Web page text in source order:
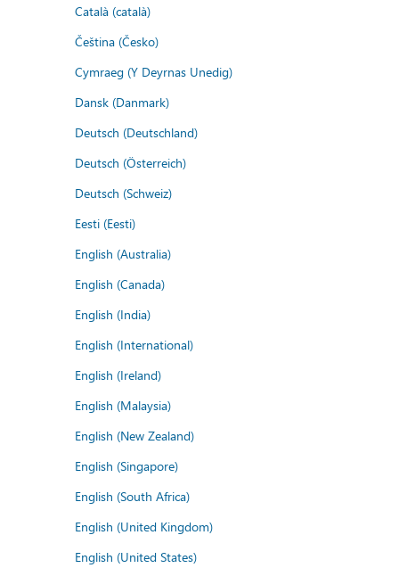
Català (català)
Čeština (Česko)
Cymraeg (Y Deyrnas Unedig)
Dansk (Danmark)
Deutsch (Deutschland)
Deutsch (Österreich)
Deutsch (Schweiz)
Eesti (Eesti)
English (Australia)
English (Canada)
English (India)
English (International)
English (Ireland)
English (Malaysia)
English (New Zealand)
English (Singapore)
English (South Africa)
English (United Kingdom)
English (United States)